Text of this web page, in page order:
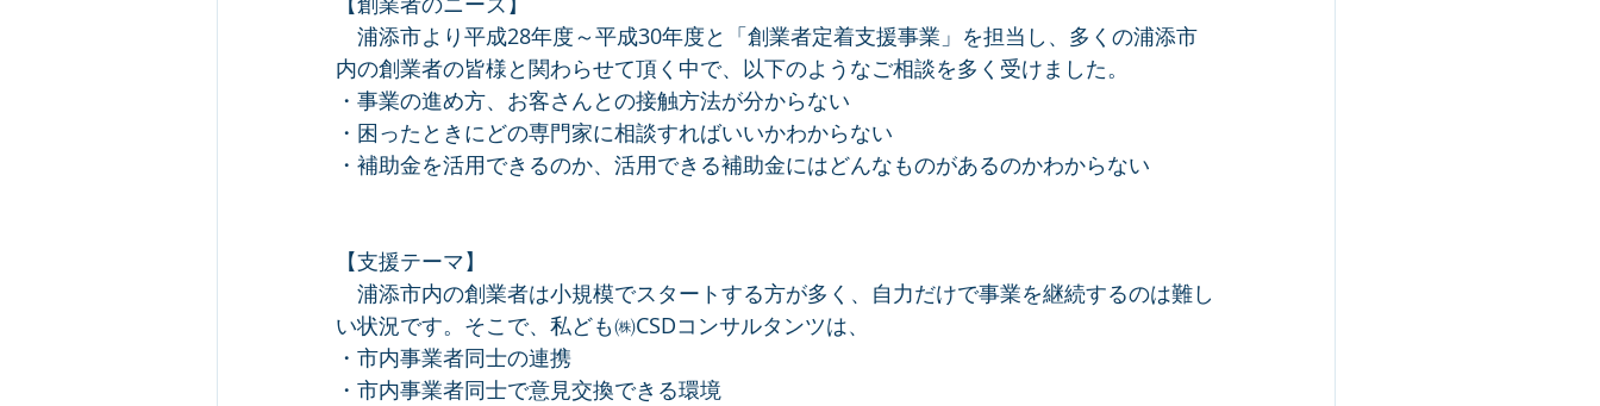
浦添市より平成28年度～平成30年度と「創業者定着支援事業」を担当し、多くの浦添市
内の創業者の皆様と関わらせて頂く中で、以下のようなご相談を多く受けました。
・事業の進め方、お客さんとの接触方法が分からない
・困ったときにどの専門家に相談すればいいかわからない
・補助金を活用できるのか、活用できる補助金にはどんなものがあるのかわからない
【支援テーマ】
浦添市内の創業者は小規模でスタートする方が多く、自力だけで事業を継続するのは難し
い状況です。そこで、私ども㈱CSDコンサルタンツは、
・市内事業者同士の連携
・市内事業者同士で意見交換できる環境